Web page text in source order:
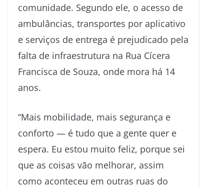
comunidade. Segundo ele, o acesso de
ambulâncias, transportes por aplicativo
e serviços de entrega é prejudicado pela
falta de infraestrutura na Rua Cícera
Francisca de Souza, onde mora há 14
anos.
“Mais mobilidade, mais segurança e
conforto — é tudo que a gente quer e
espera. Eu estou muito feliz, porque sei
que as coisas vão melhorar, assim
como aconteceu em outras ruas do